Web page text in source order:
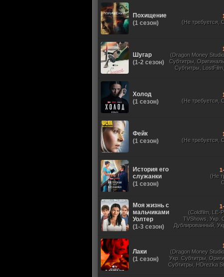
Похищение
(1 сезон)
(Не требуется,
Шугар
(1-2 сезон)
(Dragon Money
Субтитры,
Субтитры,
Холод
(1 сезон)
(Не требуется,
Фейк
(1 сезон)
(Не требуется,
История его
служанки
(1 сезон)
(Не
Моя жизнь с
мальчиками
Уолтер
(1-3 сезон)
(Coldfilm, LE-
TVShows, Укр.
Дублированный,
Лаки
(1 сезон)
(Dragon Money
Укр. Субтитры,
Субтитры, HDrezka